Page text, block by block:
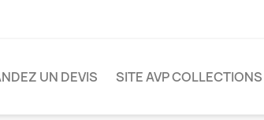
UN DEVIS SITE AVP COLLECTIONS